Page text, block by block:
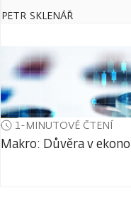
PETR SKLENÁŘ
1-MINUTOVÉ ČTENÍ
Makro: Důvěra v